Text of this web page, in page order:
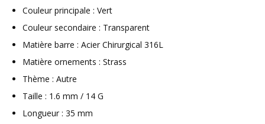
Couleur principale : Vert
Couleur secondaire : Transparent
Matière barre : Acier Chirurgical 316L
Matière ornements : Strass
Thème : Autre
Taille : 1.6 mm / 14 G
Longueur : 35 mm